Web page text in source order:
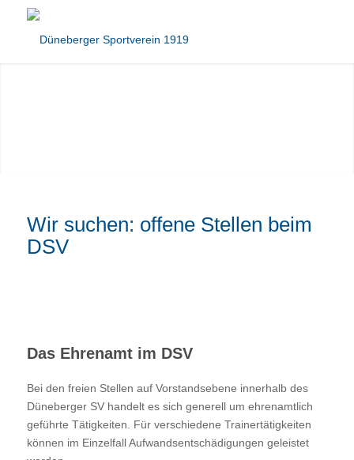
Wir suchen: offene Stellen beim
DSV
Das Ehrenamt im DSV
Bei den freien Stellen auf Vorstandsebene innerhalb des
Düneberger SV handelt es sich generell um ehrenamtlich
geführte Tätigkeiten. Für verschiedene Trainertätigkeiten
können im Einzelfall Aufwandsentschädigungen geleistet